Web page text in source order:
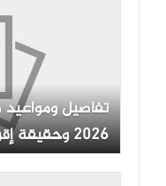
تفاصيل
2026 وحقيقة
للموظفين